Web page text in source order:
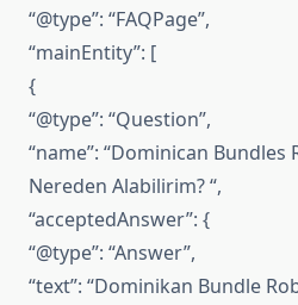
“@type”: “FAQPage”,
“mainEntity”: [
{
“@type”: “Question”,
“name”: “Dominican Bundles
Nereden Alabilirim? “,
“acceptedAnswer”: {
“@type”: “Answer”,
“text”: “Dominikan Bundle